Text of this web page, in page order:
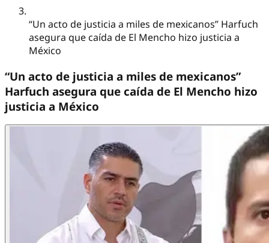
“Un acto de justicia a miles de mexicanos” Harfuch
asegura que caída de El Mencho hizo justicia a
México
“Un acto de justicia a miles de mexicanos”
Harfuch asegura que caída de El Mencho hizo
justicia a México